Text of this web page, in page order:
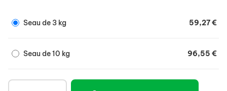
Seau de 3 kg 59,27 €
Seau de 10 kg 96,55 €